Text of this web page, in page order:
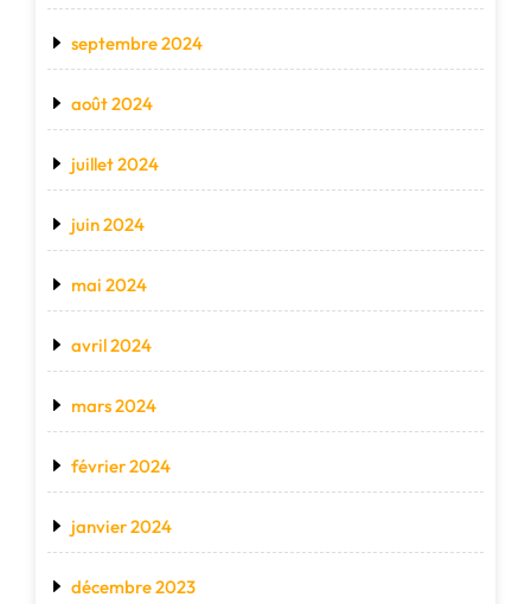
septembre 2024
août 2024
juillet 2024
juin 2024
mai 2024
avril 2024
mars 2024
février 2024
janvier 2024
décembre 2023